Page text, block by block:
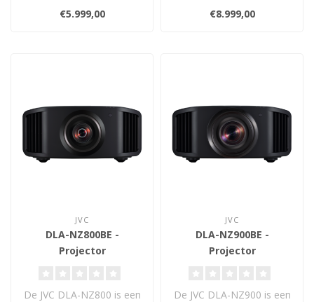
met BLU-Escent
laserlichtbron,..
€5.999,00
laserlichtbron, 80.000:1
contrast, 2e ..
€8.999,00
JVC
DLA-NZ800BE -
Projector
De JVC DLA-NZ800 is een
JVC
DLA-NZ900BE -
Projector
De JVC DLA-NZ900 is een